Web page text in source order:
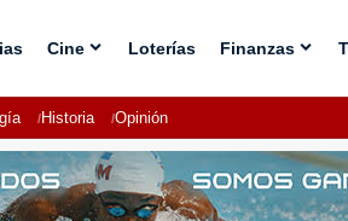
Cine Loterías Finanzas
Historia Opinión